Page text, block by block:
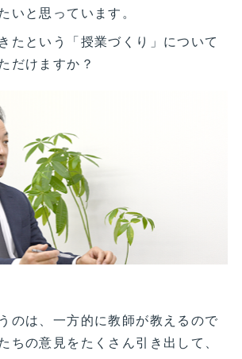
いと思っています。
たという「授業づくり」について
だけますか？
のは、一方的に教師が教えるので
ちの意見をたくさん引き出して、